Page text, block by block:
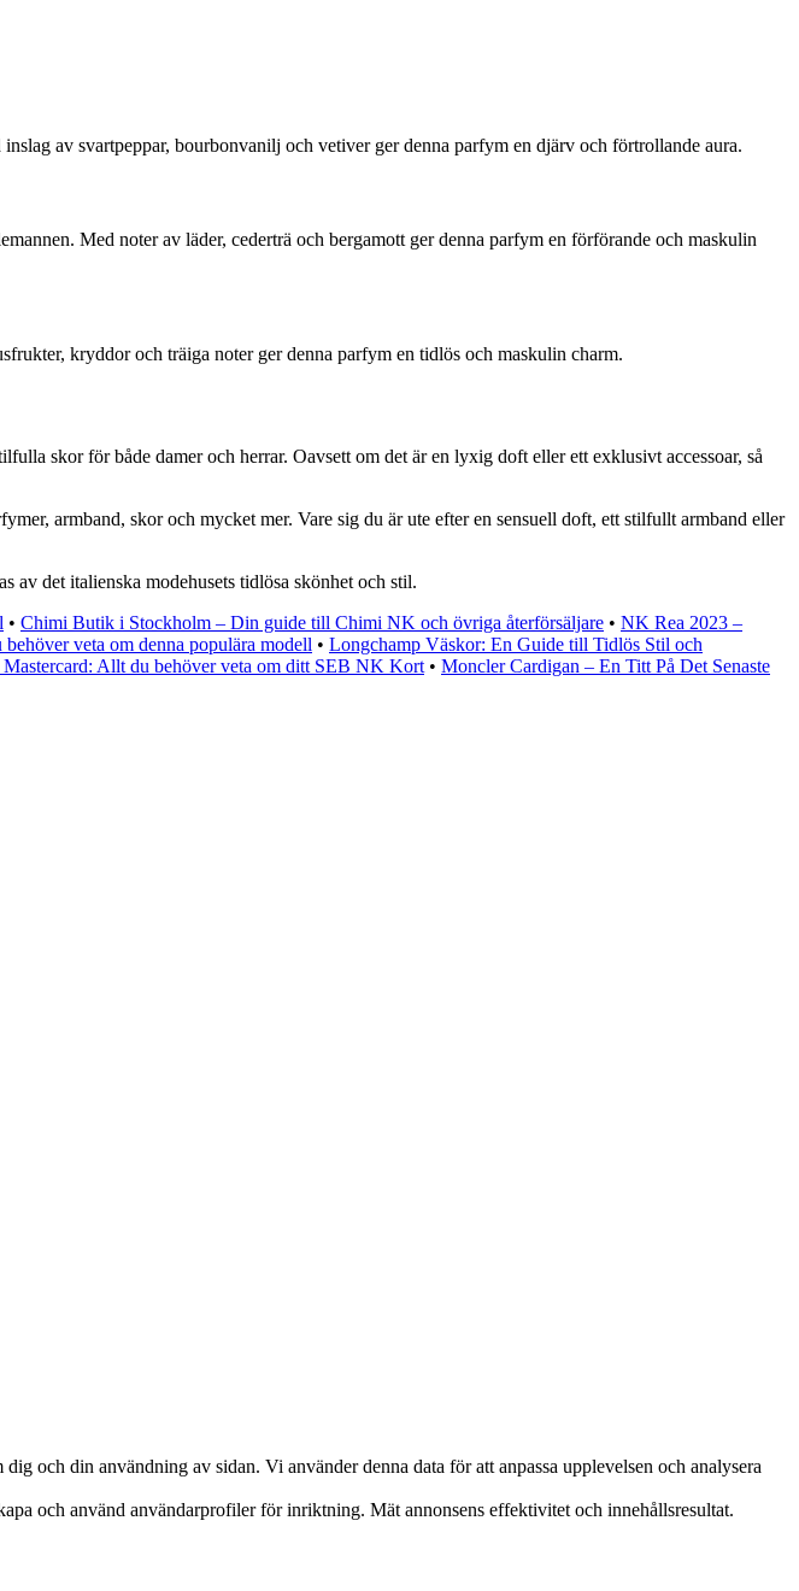
av svartpeppar, bourbonvanilj och vetiver ger denna parfym en djärv och förtrollande aura.
Med noter av läder, cederträ och bergamott ger denna parfym en förförande och maskulin
kryddor och träiga noter ger denna parfym en tidlös och maskulin charm.
skor för både damer och herrar. Oavsett om det är en lyxig doft eller ett exklusivt accessoar, så
armband, skor och mycket mer. Vare sig du är ute efter en sensuell doft, ett stilfullt armband eller
av det italienska modehusets tidlösa skönhet och stil.
• Chimi Butik i Stockholm – Din guide till Chimi NK och övriga återförsäljare • NK Rea 2023 –
veta om denna populära modell • Longchamp Väskor: En Guide till Tidlös Stil och
Allt du behöver veta om ditt SEB NK Kort • Moncler Cardigan – En Titt På Det Senaste
och din användning av sidan. Vi använder denna data för att anpassa upplevelsen och analysera
och använd användarprofiler för inriktning. Mät annonsens effektivitet och innehållsresultat.